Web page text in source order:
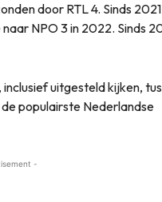
door RTL 4. Sinds
NPO 3 in 2022. Sinds
uitgesteld kijken,
populairste Nederlandse
-